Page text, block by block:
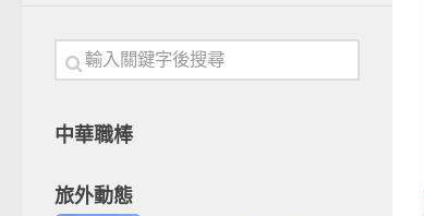
中華職棒
旅外動態